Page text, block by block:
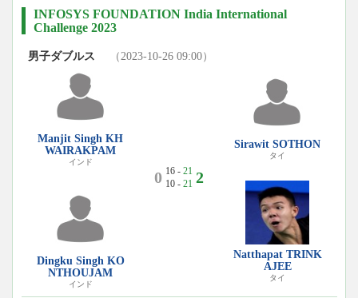
INFOSYS FOUNDATION India International
Challenge 2023
男子ダブルス （2023-10-26 09:00）
Manjit Singh KH
WAIRAKPAM
インド
Dingku Singh KO
NTHOUJAM
インド
0 16 - 21
10 - 21 2
Sirawit SOTHON
タイ
Natthapat TRINK
AJEE
タイ